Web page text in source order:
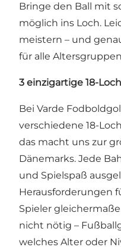
Bringe den Ball mit
möglich ins Loch.
meistern – und
für alle
3 einzigartige 18-
Bei Varde
verschiedene 18-
das macht uns zur
Dänemarks. Jede
und Spielspaß
Herausforderungen
Spieler
nicht nötig –
welches Alter oder